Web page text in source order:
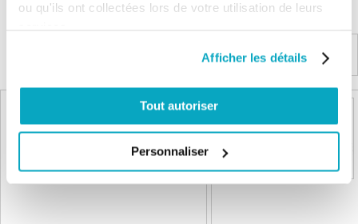
ou qu'ils ont collectées lors de votre utilisation de leurs
Afficher les détails
Tout autoriser
Personnaliser
Connectez vous pour poser votre question